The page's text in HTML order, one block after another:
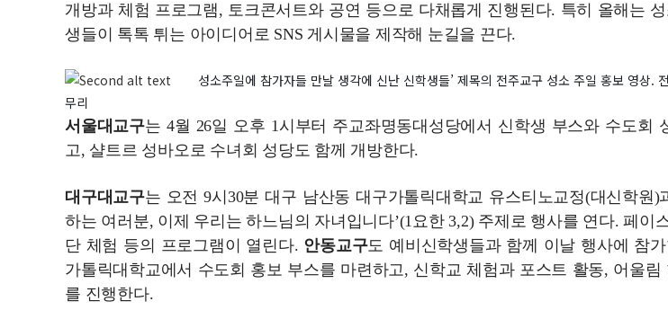
개방과 체험 프로그램, 토크콘서트와 공연 등으로 다채롭게 진행된다. 특히 올해는
생들이 톡톡 튀는 아이디어로 SNS 게시물을 제작해 눈길을 끈다.
성소주일에 참가자들 만날 생각에 신난 신학생들’ 제목의 전주교구 성소 주일 홍보 영상.
무리
서울대교구는 4월 26일 오후 1시부터 주교좌명동대성당에서 신학생 부스와 수도회
고, 샬트르 성바오로 수녀회 성당도 함께 개방한다.
대구대교구는 오전 9시30분 대구 남산동 대구가톨릭대학교 유스티노교정(대신학원)
하는 여러분, 이제 우리는 하느님의 자녀입니다’(1요한 3,2) 주제로 행사를 연다. 페이
단 체험 등의 프로그램이 열린다. 안동교구도 예비신학생들과 함께 이날 행사에 참
가톨릭대학교에서 수도회 홍보 부스를 마련하고, 신학교 체험과 포스트 활동, 어울
를 진행한다.